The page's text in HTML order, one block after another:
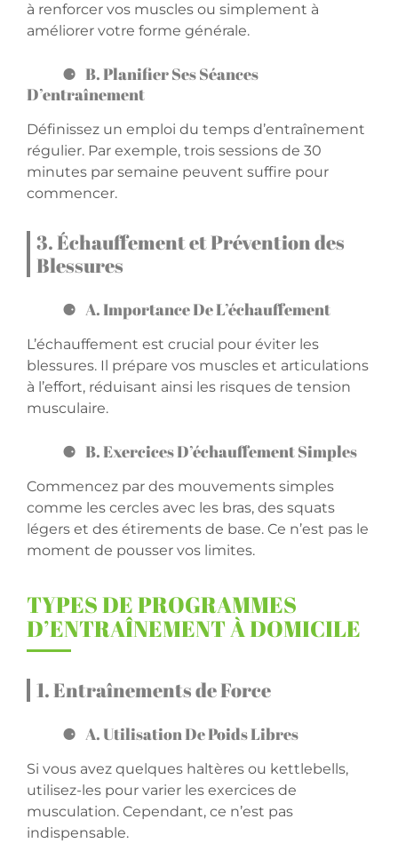
à renforcer vos muscles ou simplement à
améliorer votre forme générale.
B. Planifier Ses Séances
D’entraînement
Définissez un emploi du temps d’entraînement
régulier. Par exemple, trois sessions de 30
minutes par semaine peuvent suffire pour
commencer.
3. Échauffement et Prévention des
Blessures
A. Importance De L’échauffement
L’échauffement est crucial pour éviter les
blessures. Il prépare vos muscles et articulations
à l’effort, réduisant ainsi les risques de tension
musculaire.
B. Exercices D’échauffement Simples
Commencez par des mouvements simples
comme les cercles avec les bras, des squats
légers et des étirements de base. Ce n’est pas le
moment de pousser vos limites.
TYPES DE PROGRAMMES
D’ENTRAÎNEMENT À DOMICILE
1. Entraînements de Force
A. Utilisation De Poids Libres
Si vous avez quelques haltères ou kettlebells,
utilisez-les pour varier les exercices de
musculation. Cependant, ce n’est pas
indispensable.